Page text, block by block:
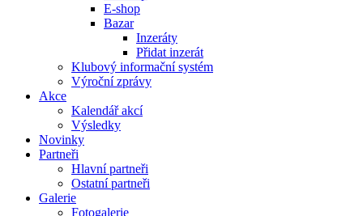
E-shop
Bazar
Inzeráty
Přidat inzerát
Klubový informační systém
Výroční zprávy
Akce
Kalendář akcí
Výsledky
Novinky
Partneři
Hlavní partneři
Ostatní partneři
Galerie
Fotogalerie